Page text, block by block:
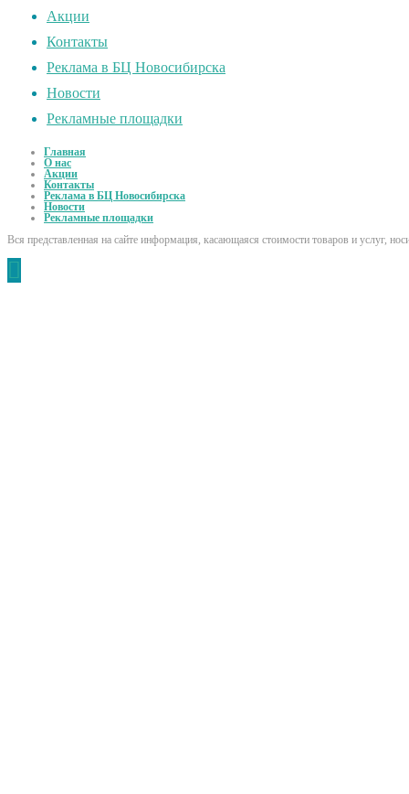
Акции
Контакты
Реклама в БЦ Новосибирска
Новости
Рекламные площадки
Главная
О нас
Акции
Контакты
Реклама в БЦ Новосибирска
Новости
Рекламные площадки
Вся представленная на сайте информация, касающаяся стоимости товаров и услуг,